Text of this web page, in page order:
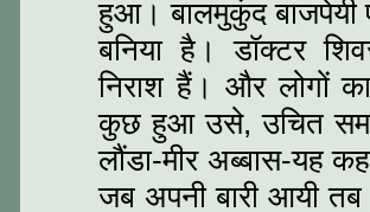
हुआ। बालमुकुंद बाजपेयी
बनिया है। डॉक्‍टर
निराश हैं। और लोगों
कुछ हुआ उसे, उचित
लौंडा-मीर अब्‍बास-यह
जब अपनी बारी आयी